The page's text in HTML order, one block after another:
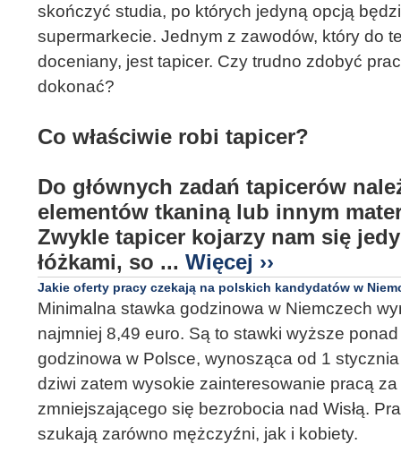
skończyć studia, po których jedyną opcją
supermarkecie. Jednym z zawodów, który do
doceniany, jest tapicer. Czy trudno zdobyć
dokonać?
Co właściwie robi tapicer?
Do głównych zadań tapicerów
elementów tkaniną lub innym
Zwykle tapicer kojarzy nam się
łóżkami, so ... Więcej ››
Jakie oferty pracy czekają na polskich kandydatów w
Minimalna stawka godzinowa w Niemczech
najmniej 8,49 euro. Są to stawki wyższe
godzinowa w Polsce, wynosząca od 1
dziwi zatem wysokie zainteresowanie pracą
zmniejszającego się bezrobocia nad Wisłą.
szukają zarówno mężczyźni, jak i kobiety.